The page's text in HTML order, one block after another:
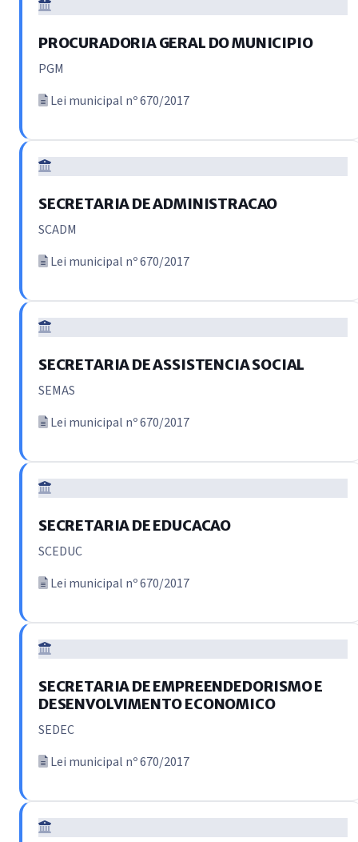
PROCURADORIA GERAL DO MUNICIPIO
PGM
Lei municipal nº 670/2017
SECRETARIA DE ADMINISTRACAO
SCADM
Lei municipal nº 670/2017
SECRETARIA DE ASSISTENCIA SOCIAL
SEMAS
Lei municipal nº 670/2017
SECRETARIA DE EDUCACAO
SCEDUC
Lei municipal nº 670/2017
SECRETARIA DE EMPREENDEDORISMO E
DESENVOLVIMENTO ECONOMICO
SEDEC
Lei municipal nº 670/2017